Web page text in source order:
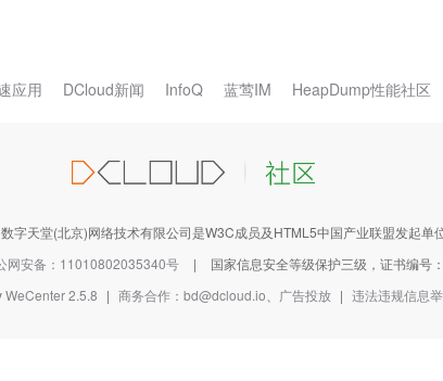
应用 DCloud新闻 InfoQ 蓝莺IM HeapDump性能社区
字天堂(北京)网络技术有限公司是W3C成员及HTML5中国产业联盟发起单
网安备：11010802035340号 |
国家信息安全等级保护三级，证书编号
WeCenter 2.5.8 | 商务合作：bd@dcloud.io 广告投放 | 违法违规信息